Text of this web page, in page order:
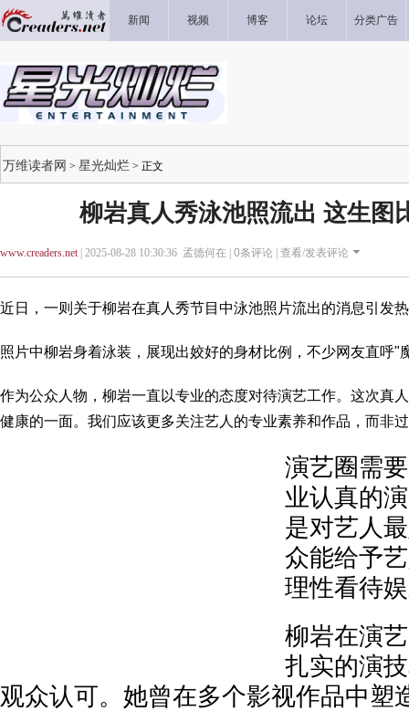
新闻 视频 博客 论坛 分类广告
万维读者网 > 星光灿烂 > 正文
柳岩真人秀泳池照流出 这生图
www.creaders.net| 2025-08-28 10:30:36 孟德何在 | 0条评论 | 查看/发表评论
近日，一则关于柳岩在真人秀节目中泳池照片流出的消息引发
照片中柳岩身着泳装，展现出姣好的身材比例，不少网友直呼"
作为公众人物，柳岩一直以专业的态度对待演艺工作。这次真
健康的一面。我们应该更多关注艺人的专业素养和作品，而非
演艺圈需
业认真的
是对艺人
众能给予
理性看待
柳岩在演
扎实的演
观众认可。她曾在多个影视作品中塑